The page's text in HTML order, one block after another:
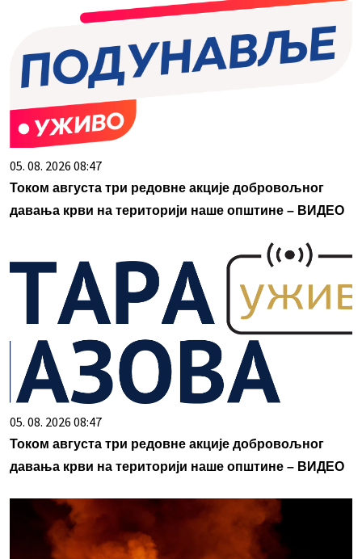
05. 08. 2026 08:47
Током августа три редовне акције добровољног
давања крви на територији наше општине – ВИДЕО
05. 08. 2026 08:47
Током августа три редовне акције добровољног
давања крви на територији наше општине – ВИДЕО